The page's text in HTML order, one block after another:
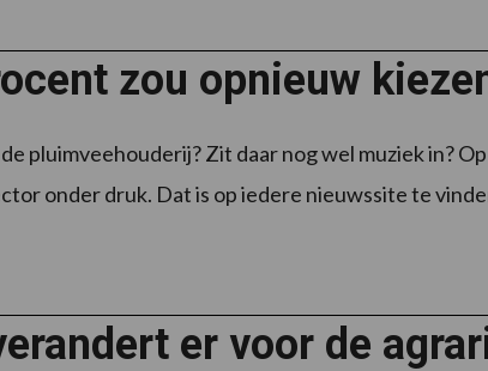
zou opnieuw
pluimveehouderij? Zit daar nog wel muziek in?
onder druk. Dat is op iedere nieuwssite te
er voor de